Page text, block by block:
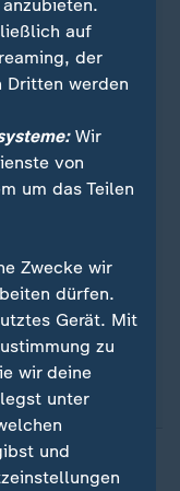
Laufenden
WhatsApp-
oder zum
News
Sie sich hier
Channel an:
auf
der
Dritten werden
Wir
von
um das Teilen
Zwecke wir
dürfen.
Gerät. Mit
zu
wir deine
unter
und